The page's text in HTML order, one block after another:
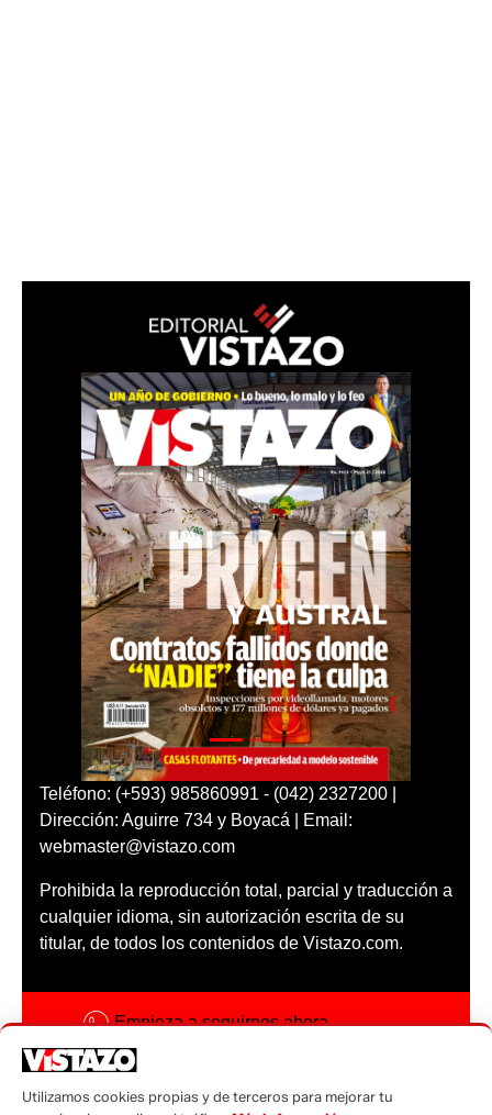
Teléfono: (+593) 985860991 - (042) 2327200 |
Dirección: Aguirre 734 y Boyacá | Email:
webmaster@vistazo.com
Prohibida la reproducción total, parcial y traducción a
cualquier idioma, sin autorización escrita de su
titular, de todos los contenidos de Vistazo.com.
Empieza a seguirnos ahora
Código ética
Utilizamos cookies propias y de terceros para mejorar tu